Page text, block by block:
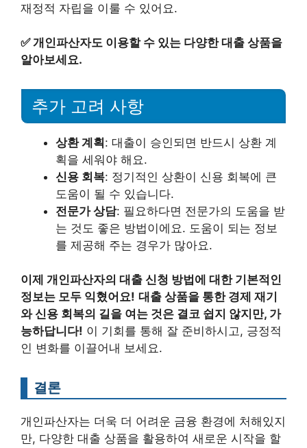
재정적 자립을 이룰 수 있어요.
✅개인파산자도 이용할 수 있는 다양한 대출 상품을
알아보세요.
추가 고려 사항
상환 계획: 대출이 승인되면 반드시 상환 계
획을 세워야 해요.
신용 회복: 정기적인 상환이 신용 회복에 큰
도움이 될 수 있습니다.
전문가 상담: 필요하다면 전문가의 도움을 받
는 것도 좋은 방법이에요. 도움이 되는 정보
를 제공해 주는 경우가 많아요.
이제 개인파산자의 대출 신청 방법에 대한 기본적인
정보는 모두 익혔어요! 대출 상품을 통한 경제 재기
와 신용 회복의 길을 여는 것은 결코 쉽지 않지만, 가
능하답니다! 이 기회를 통해 잘 준비하시고, 긍정적
인 변화를 이끌어내 보세요.
결론
개인파산자는 더욱 더 어려운 금융 환경에 처해있지
만, 다양한 대출 상품을 활용하여 새로운 시작을 할